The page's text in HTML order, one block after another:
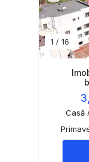
1 / 16
Casă